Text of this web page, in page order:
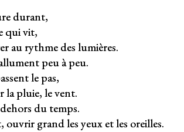
durant,
qui vit,
au rythme des lumières.
peu à peu.
le pas,
la pluie, le vent.
du temps.
ouvrir grand les yeux et les oreilles.